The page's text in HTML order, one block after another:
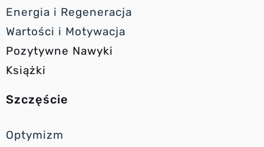
Energia i Regeneracja
Wartości i Motywacja
Pozytywne Nawyki
Książki
Szczęście
Optymizm